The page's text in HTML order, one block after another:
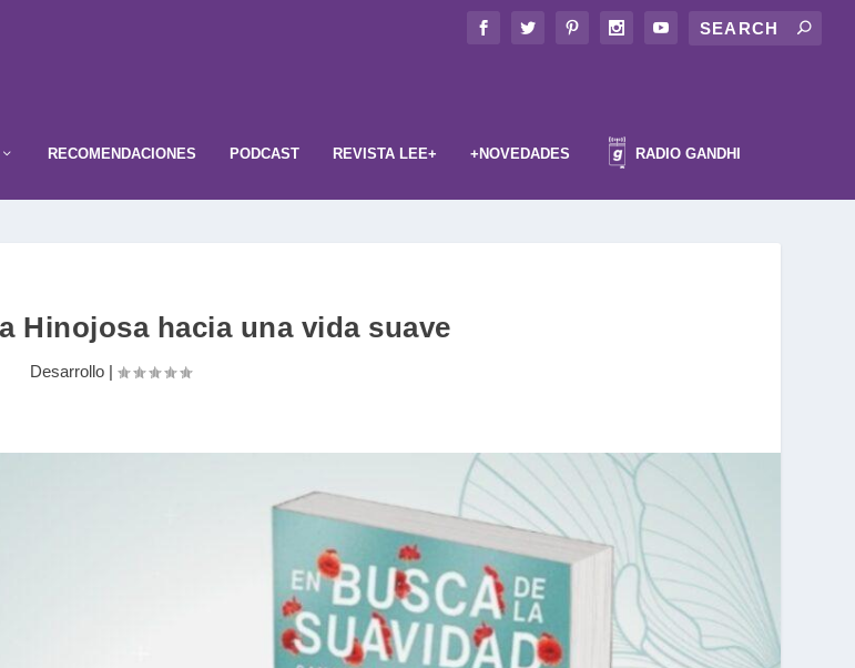
RECOMENDACIONES PODCAST REVISTA LEE+ +NOVEDADES RADIO GANDHI
Hinojosa hacia una vida suave
Desarrollo|